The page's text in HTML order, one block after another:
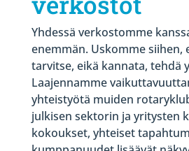
Yhdessä verkostomme
enemmän. Uskomme siihen,
tarvitse, eikä kannata, tehdä
Laajennamme
yhteistyötä muiden
julkisen sektorin ja yritysten
kokoukset, yhteiset